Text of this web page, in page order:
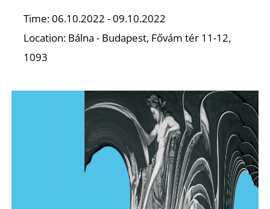
Time: 06.10.2022 - 09.10.2022
Location: Bálna - Budapest, Fővám tér 11-12,
1093